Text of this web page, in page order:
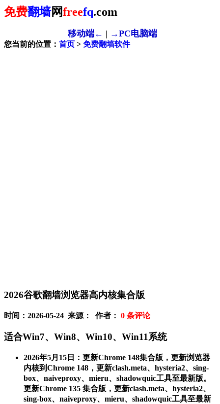
免费翻墙网freefq.com
移动端← | →PC电脑端
您当前的位置： 首页 > 免费翻墙软件
2026谷歌翻墙浏览器高内核集合版
时间：2026-05-24 来源： 作者： 0 条评论
适合Win7、Win8、Win10、Win11系统
2026年5月15日
：更新Chrome 148集合版，更新浏览器
内核到Chrome 148，更新clash.meta、hysteria2、sing-
box、naiveproxy、mieru、shadowquic工具至最新版。
更新Chrome 135 集合版，更新clash.meta、hysteria2、
sing-box、naiveproxy、mieru、shadowquic工具至最新